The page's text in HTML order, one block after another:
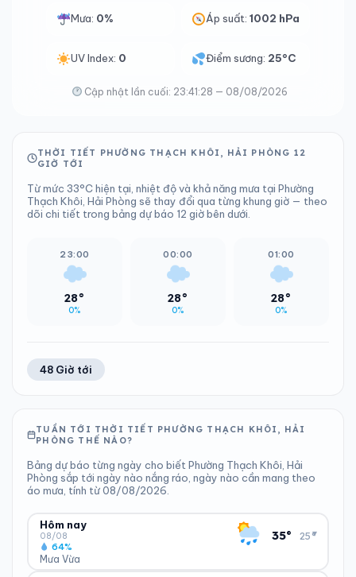
Mưa: 0% Áp suất:1002 hPa
UV Index: 0 Điểm sương: 25°C
Cập nhật lần cuối: 23:41:28 — 08/08/2026
THỜI TIẾT PHƯỜNG THẠCH KHÔI, HẢI PHÒNG 12
GIỜ TỚI
Từ mức 33°C hiện tại, nhiệt độ và khả năng mưa tại Phường
Thạch Khôi, Hải Phòng sẽ thay đổi qua từng khung giờ — theo
dõi chi tiết trong bảng dự báo 12 giờ bên dưới.
23:00
28°
0%
00:00
28°
0%
01:00
28°
0%
48 Giờ tới
TUẦN TỚI THỜI TIẾT PHƯỜNG THẠCH KHÔI, HẢI
PHÒNG THẾ NÀO?
Bảng dự báo từng ngày cho biết Phường Thạch Khôi, Hải
Phòng sắp tới ngày nào nắng ráo, ngày nào cần mang theo
áo mưa, tính từ 08/08/2026.
Hôm nay
08/08
Mưa Vừa
64%
35° 25°
▾